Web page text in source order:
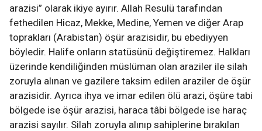
arazisi” olarak ikiye ayırır. Allah Resulü tarafından
fethedilen Hicaz, Mekke, Medine, Yemen ve diğer Arap
toprakları (Arabistan) öşür arazisidir, bu ebediyyen
böyledir. Halife onların statüsünü değiştiremez. Halkları
üzerinde kendiliğinden müslüman olan araziler ile silah
zoruyla alınan ve gazilere taksim edilen araziler de öşür
arazisidir. Ayrıca ihya ve imar edilen ölü arazi, öşüre tabi
bölgede ise öşür arazisi, haraca tâbi bölgede ise haraç
arazisi sayılır. Silah zoruyla alınıp sahiplerine bırakılan